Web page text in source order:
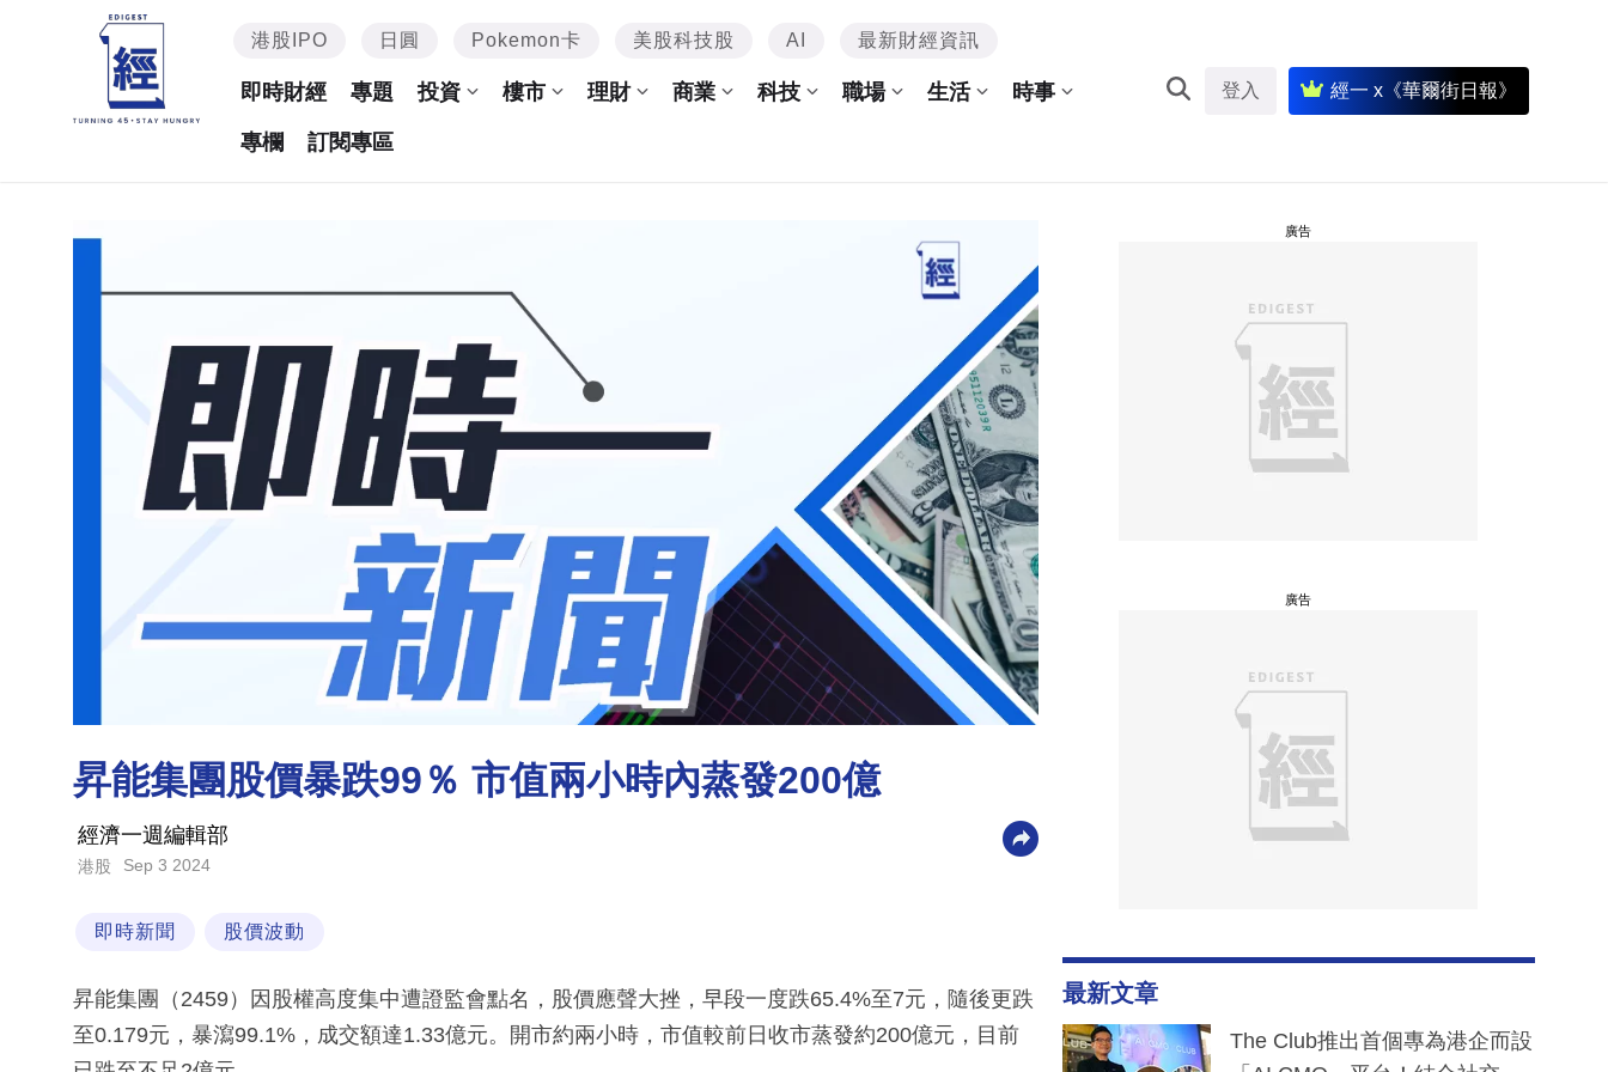
港股IPO 日圓 Pokemon卡 美股科技股 AI 最新財經資訊
即時財經 專題 投資 樓市 理財 商業 科技 職場 生活 時事
專欄 訂閱專區
登入 經一 x《華爾街日報》
昇能集團股價暴跌99％ 市值兩小時內蒸發200億
經濟一週編輯部
港股 Sep 3 2024
即時新聞 股價波動
昇能集團（2459）因股權高度集中遭證監會點名，股價應聲大挫，早段一度跌65.4%至7元，隨後更跌
至0.179元，暴瀉99.1%，成交額達1.33億元。開市約兩小時，市值較前日收市蒸發約200億元，目前
廣告
廣告
最新文章
The Club推出首個專為港企而設